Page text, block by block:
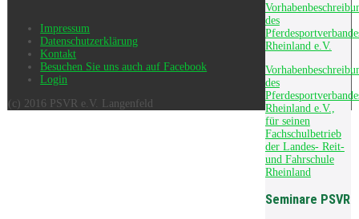
des
Rheinland e.V.
des
Rheinland e.V.,
für seinen
Fachschulbetrieb
der Landes- Reit-
und Fahrschule
Rheinland
Seminare PSVR
Impressum
Datenschutzerklärung
Kontakt
Besuchen Sie uns auch auf Facebook
Login
(c) 2016 PSVR e.V. Langenfeld